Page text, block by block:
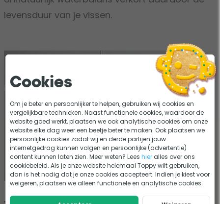
levensduur van je vissen.
Cookies
Om je beter en persoonlijker te helpen, gebruiken wij cookies en
vergelijkbare technieken. Naast functionele cookies, waardoor de
website goed werkt, plaatsen we ook analytische cookies om onze
website elke dag weer een beetje beter te maken. Ook plaatsen we
persoonlijke cookies zodat wij en derde partijen jouw
internetgedrag kunnen volgen en persoonlijke (advertentie)
content kunnen laten zien. Meer weten? Leeshier alles over ons
cookiebeleid. Als je onze website helemaal Toppy wilt gebruiken,
dan is het nodig dat je onze cookies accepteert. Indien je kiest voor
weigeren, plaatsen we alleen functionele en analytische cookies.